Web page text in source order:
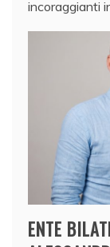
incoraggianti
ENTE